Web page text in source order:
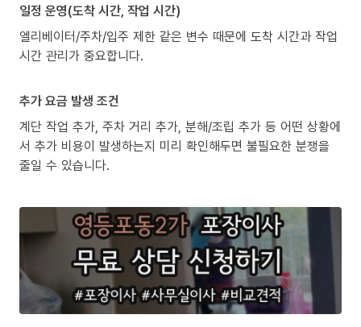
일정 운영(도착 시간, 작업 시간)
엘리베이터/주차/입주 제한 같은 변수 때문에 도착 시간과 작업
시간 관리가 중요합니다.
추가 요금 발생 조건
계단 작업 추가, 주차 거리 추가, 분해/조립 추가 등 어떤 상황에
서 추가 비용이 발생하는지 미리 확인해두면 불필요한 분쟁을
줄일 수 있습니다.